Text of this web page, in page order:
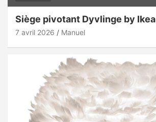
Siège pivotant Dyvlinge by Ikea
7 avril 2026 Manuel